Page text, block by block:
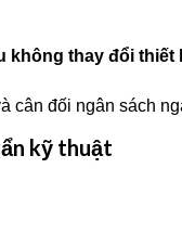
không thay đổi thiết
cân đối ngân sách
kỹ thuật